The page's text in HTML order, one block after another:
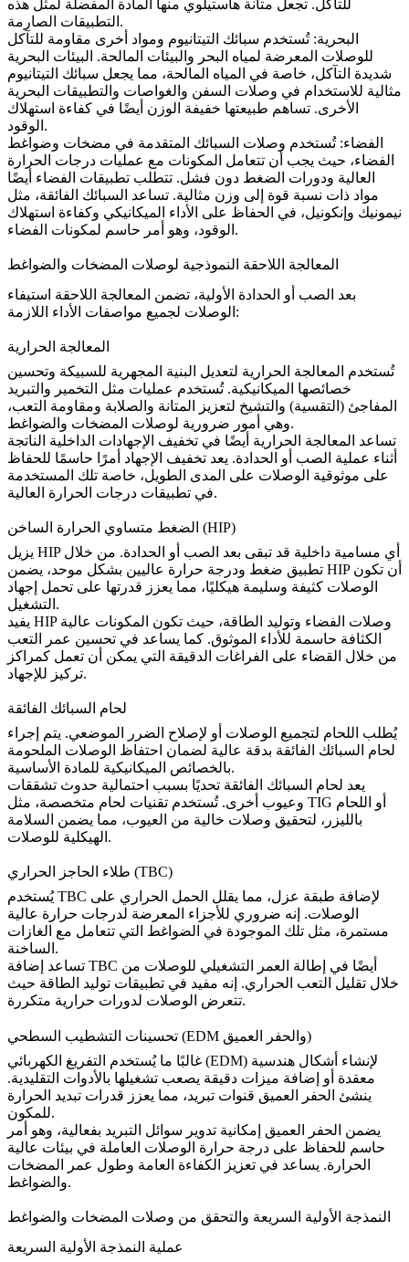
للتآكل. تجعل متانة هاستيلوي منها المادة المفضلة لمثل هذه
التطبيقات الصارمة.
البحرية: تُستخدم سبائك التيتانيوم ومواد أخرى مقاومة للتآكل
للوصلات المعرضة لمياه البحر والبيئات المالحة. البيئات البحرية
شديدة التآكل، خاصة في المياه المالحة، مما يجعل سبائك التيتانيوم
مثالية للاستخدام في وصلات السفن والغواصات والتطبيقات البحرية
الأخرى. تساهم طبيعتها خفيفة الوزن أيضًا في كفاءة استهلاك
الوقود.
الفضاء: تُستخدم وصلات السبائك المتقدمة في مضخات وضواغط
الفضاء، حيث يجب أن تتعامل المكونات مع عمليات درجات الحرارة
العالية ودورات الضغط دون فشل. تتطلب تطبيقات الفضاء أيضًا
مواد ذات نسبة قوة إلى وزن مثالية. تساعد السبائك الفائقة، مثل
نيمونيك وإنكونيل، في الحفاظ على الأداء الميكانيكي وكفاءة استهلاك
الوقود، وهو أمر حاسم لمكونات الفضاء.
المعالجة اللاحقة النموذجية لوصلات المضخات والضواغط
بعد الصب أو الحدادة الأولية، تضمن المعالجة اللاحقة استيفاء
الوصلات لجميع مواصفات الأداء اللازمة:
المعالجة الحرارية
تُستخدم المعالجة الحرارية لتعديل البنية المجهرية للسبيكة وتحسين
خصائصها الميكانيكية. تُستخدم عمليات مثل التخمير و التبريد
المفاجئ (التقسية) و التشيخ لتعزيز المتانة والصلابة ومقاومة التعب،
وهي أمور ضرورية لوصلات المضخات والضواغط.
تساعد المعالجة الحرارية أيضًا في تخفيف الإجهادات الداخلية الناتجة
أثناء عملية الصب أو الحدادة. يعد تخفيف الإجهاد أمرًا حاسمًا للحفاظ
على موثوقية الوصلات على المدى الطويل، خاصة تلك المستخدمة
في تطبيقات درجات الحرارة العالية.
الضغط متساوي الحرارة الساخن (HIP)
HIPأي مسامية داخلية قد تبقى بعد الصب أو الحدادة. من خلال
تطبيق ضغط ودرجة حرارة عاليين بشكل موحد، يضمن HIP أن تكون
الوصلات كثيفة وسليمة هيكليًا، مما يعزز قدرتها على تحمل إجهاد
التشغيل.
يفيد HIP وصلات الفضاء وتوليد الطاقة، حيث تكون المكونات عالية
الكثافة حاسمة للأداء الموثوق. كما يساعد في تحسين عمر التعب
من خلال القضاء على الفراغات الدقيقة التي يمكن أن تعمل كمراكز
تركيز للإجهاد.
لحام السبائك الفائقة
يُطلب اللحام لتجميع الوصلات أو لإصلاح الضرر الموضعي. يتم إجراء
لحام السبائك الفائقة بدقة عالية لضمان احتفاظ الوصلات الملحومة
بالخصائص الميكانيكية للمادة الأساسية.
يعد لحام السبائك الفائقة تحديًا بسبب احتمالية حدوث تشققات
TIG أو اللحام
بالليزر ، لتحقيق وصلات خالية من العيوب، مما يضمن السلامة
الهيكلية للوصلات.
طلاء الحاجز الحراري (TBC)
يُستخدمTBC
الوصلات. إنه ضروري للأجزاء المعرضة لدرجات حرارة عالية
مستمرة، مثل تلك الموجودة في الضواغط التي تتعامل مع الغازات
الساخنة.
تساعد إضافة TBC أيضًا في إطالة العمر التشغيلي للوصلات من
خلال تقليل التعب الحراري. إنه مفيد في تطبيقات توليد الطاقة حيث
تتعرض الوصلات لدورات حرارية متكررة.
تحسينات التشطيب السطحي (EDM والحفر العميق)
غالبًا ما يُستخدم التفريغ الكهربائي (EDM)
معقدة أو إضافة ميزات دقيقة يصعب تشغيلها بالأدوات التقليدية.
ينشئ الحفر العميق قنوات تبريد، مما يعزز قدرات تبديد الحرارة
للمكون.
يضمن الحفر العميق إمكانية تدوير سوائل التبريد بفعالية، وهو أمر
حاسم للحفاظ على درجة حرارة الوصلات العاملة في بيئات عالية
الحرارة. يساعد في تعزيز الكفاءة العامة وطول عمر المضخات
والضواغط.
النمذجة الأولية السريعة والتحقق من وصلات المضخات والضواغط
عملية النمذجة الأولية السريعة